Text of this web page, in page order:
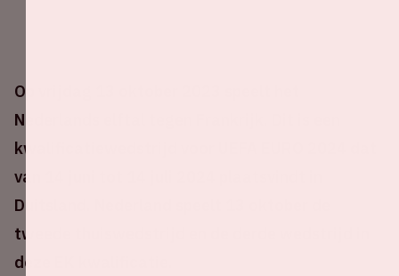
Op vrijdag 13 oktober 2023 speelt het
Nederlands elftal tegen Frankrijk. Dit is een
kwalificatiewedstrijd voor UEFA EURO 2024 dat
van 14 juni tot 14 juli 2024 plaatsvindt in
Duitsland. Nederland speelt 13 oktober de
tweede thuiswedstrijd en de derde wedstrijd in
deze EK kwalificatie.